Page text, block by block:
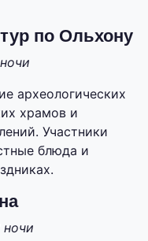
по Ольхону
археологических
храмов и
Участники
блюда и